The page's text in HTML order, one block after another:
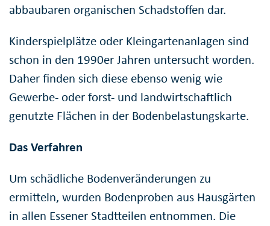
abbaubaren organischen Schadstoffen dar.
Kinderspielplätze oder Kleingartenanlagen sind
schon in den 1990er Jahren untersucht worden.
Daher finden sich diese ebenso wenig wie
Gewerbe- oder forst- und landwirtschaftlich
genutzte Flächen in der Bodenbelastungskarte.
Das Verfahren
Um schädliche Bodenveränderungen zu
ermitteln, wurden Bodenproben aus Hausgärten
in allen Essener Stadtteilen entnommen. Die